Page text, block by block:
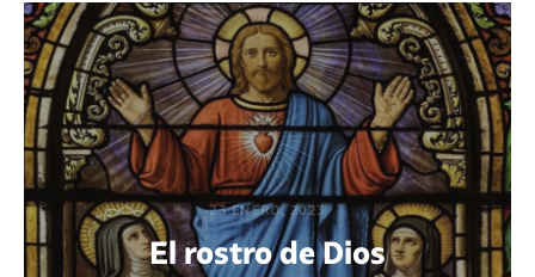
23 ENERO, 2023
El rostro de Dios